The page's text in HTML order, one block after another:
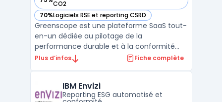
CO2
— voir Greenscope dans cette catégorie
70%Logiciels RSE et reporting CSRD
— voir Greenscope dans cette catégorie
Greenscope est une plateforme SaaS tout-
en-un dédiée au pilotage de la
performance durable et à la conformité
réglementaire ESG. Elle automatise la
conformité comme la CSRD et SFDR. Avec
des outils avancés tels que ...
Plus d’infos Fiche complète
IBM Envizi
Reporting ESG automatisé et